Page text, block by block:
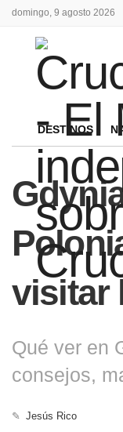
domingo, 9 agosto 2026
DESTINOS
visitar
Qué ver en
consejos,
✎ Jesús Rico